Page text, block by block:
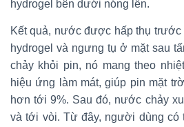
hydrogel bên dưới nóng lên.
Kết quả, nước được hấp thụ
hydrogel và ngưng tụ ở mặt sau
chảy khỏi pin, nó mang theo
hiệu ứng làm mát, giúp pin mặt
hơn tới 9%. Sau đó, nước chảy
và tới vòi. Từ đây, người dùng có